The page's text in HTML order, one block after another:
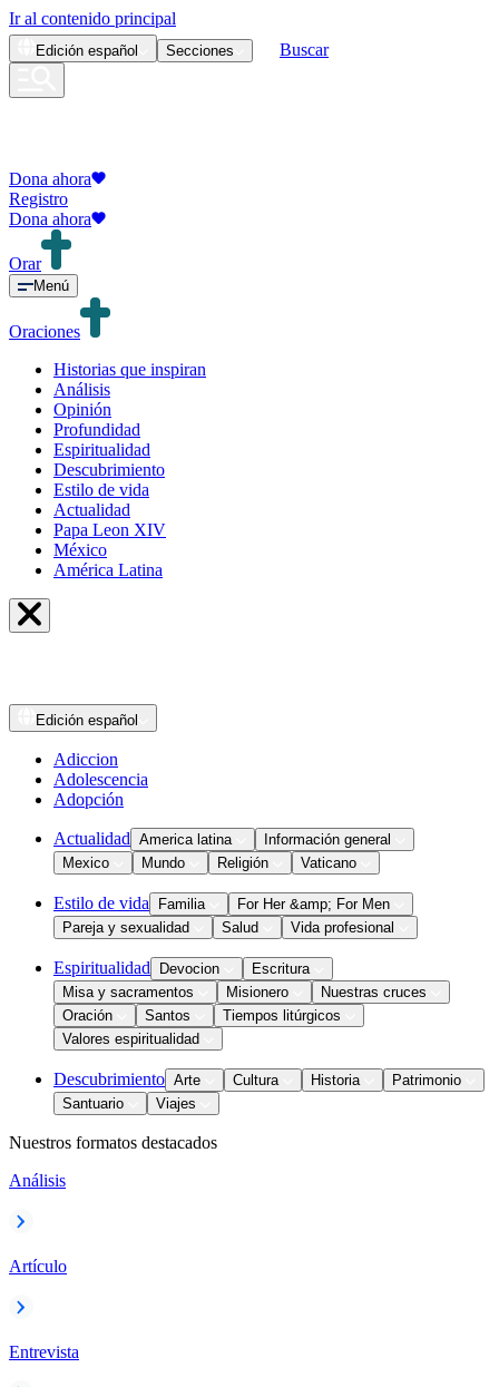
Ir al contenido principal
Edición español Secciones Buscar
Dona ahora
Registro
Dona ahora
Orar
Menú
Oraciones
Historias que inspiran
Análisis
Opinión
Profundidad
Espiritualidad
Descubrimiento
Estilo de vida
Actualidad
Papa Leon XIV
México
América Latina
Edición español
Adiccion
Adolescencia
Adopción
Actualidad America latina
Información general
Mexico
Mundo Religión Vaticano
Estilo de vida Familia
For Her &amp; For Men
Pareja y sexualidad
Salud Vida profesional
Espiritualidad Devocion
Escritura
Misa y sacramentos
Misionero
Nuestras cruces
Oración
Santos
Tiempos litúrgicos
Valores espiritualidad
Descubrimiento Arte Cultura Historia
Patrimonio
Santuario
Viajes
Nuestros formatos destacados
Análisis
Artículo
Entrevista